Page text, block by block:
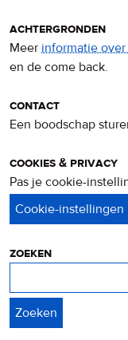
achtergronden
Meer informatie
en de come back.
contact
Een boodschap
cookies & privacy
Pas je cookie-
zoeken